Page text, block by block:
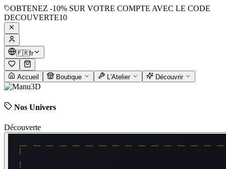
OBTENEZ -10% SUR VOTRE COMPTE AVEC LE CODE
DECOUVERTE10
🇫🇷fr
Accueil Boutique L'Atelier Découvrir
Nos Univers
Découverte